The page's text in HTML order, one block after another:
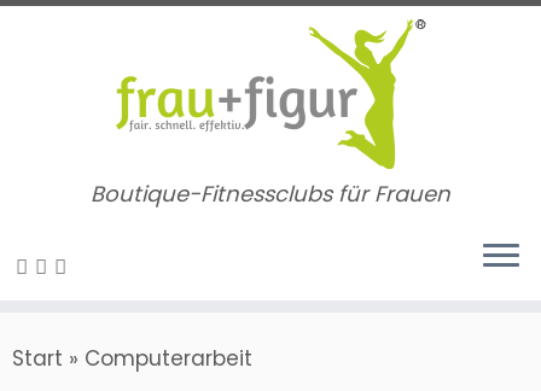
Zum
Boutique-Fitnessclubs für Frauen
Start » Computerarbeit